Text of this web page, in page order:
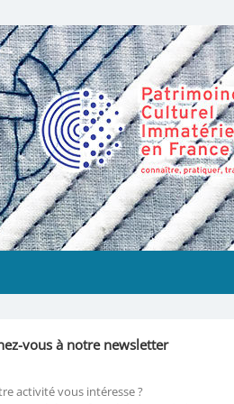
vous à notre newsletter
activité vous intéresse ?